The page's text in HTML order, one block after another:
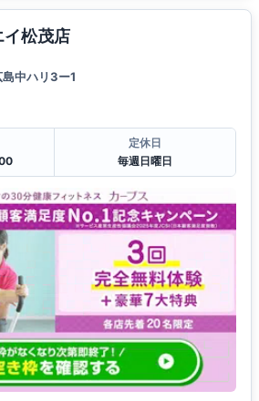
イ松茂店
中ハリ3ー1
定休日
毎週日曜日